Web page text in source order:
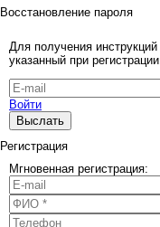
Восстановление пароля
Для получения
указанный при
Войти
Выслать
Регистрация
Мгновенная регистрация: